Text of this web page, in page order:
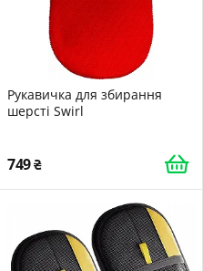
Рукавичка для збирання
шерсті Swirl
749